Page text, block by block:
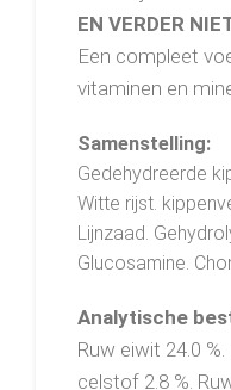
EN VERDER
Een compleet
vitaminen en
Samenstelling:
Gedehydreerde
Witte rijst.
Lijnzaad.
Glucosamine.
Analytische
Ruw eiwit 24.0
celstof 2.8 %.